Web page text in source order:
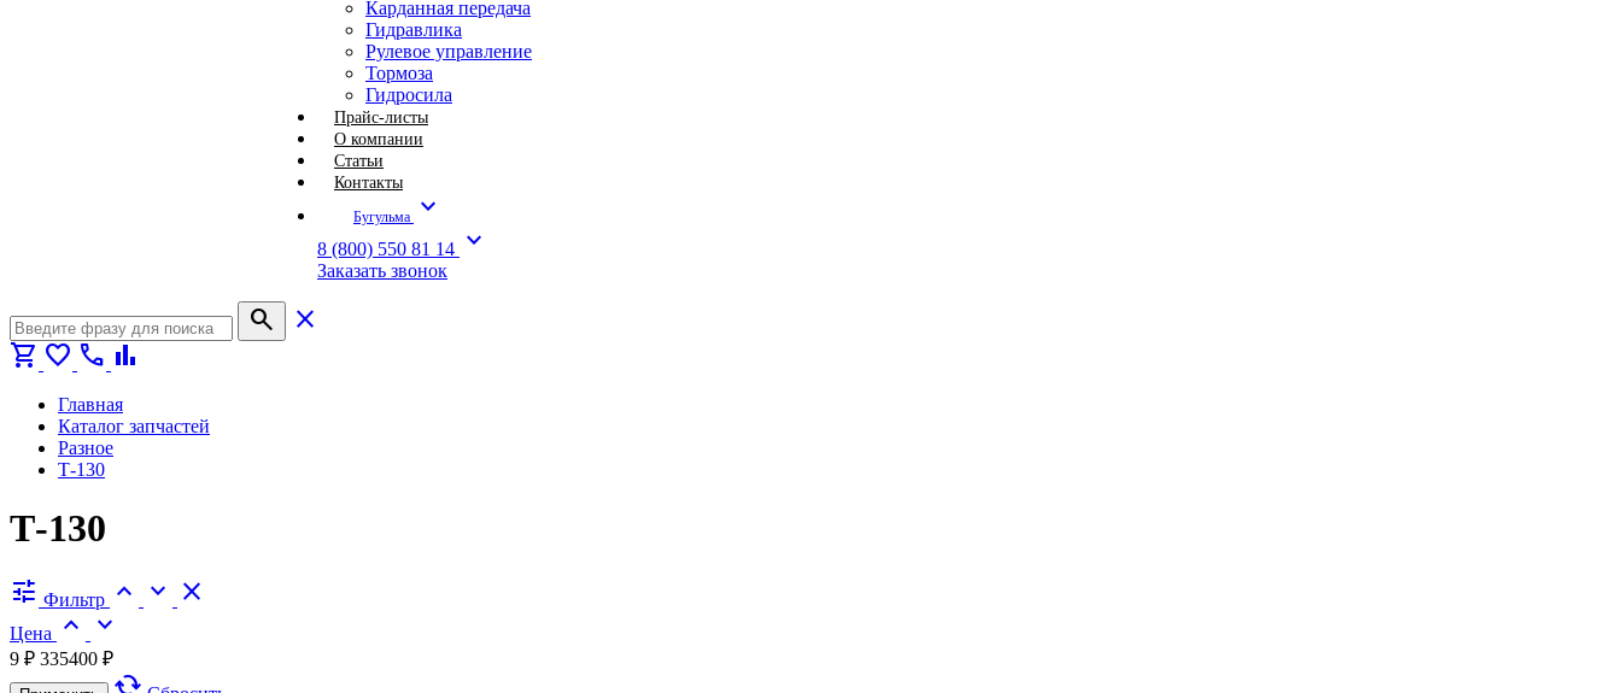
Карданная передача
Гидравлика
Рулевое управление
Тормоза
Гидросила
Прайс-листы
О компании
Статьи
Контакты
Бугульма expand_more
8 (800) 550 81 14 expand_more
Заказать звонок
search
close
shopping_cart favorite call bar_chart
Главная
Каталог запчастей
Разное
Т-130
Т-130
tune Фильтр expand_less expand_more close
Цена expand_less expand_more
9 ₽ 335400 ₽
cached